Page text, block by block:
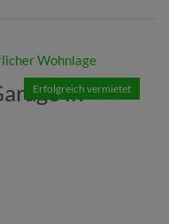
Erfolgreich vermietet
in